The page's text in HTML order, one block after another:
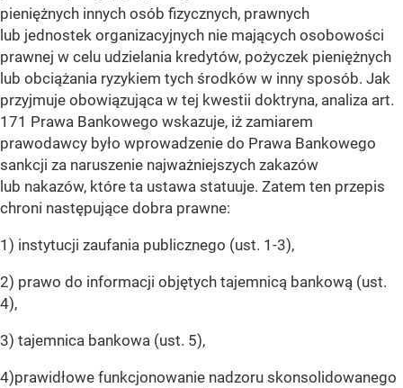
pieniężnych innych osób fizycznych, prawnych
lub jednostek organizacyjnych nie mających osobowości
prawnej w celu udzielania kredytów, pożyczek pieniężnych
lub obciążania ryzykiem tych środków w inny sposób. Jak
przyjmuje obowiązująca w tej kwestii doktryna, analiza art.
171 Prawa Bankowego wskazuje, iż zamiarem
prawodawcy było wprowadzenie do Prawa Bankowego
sankcji za naruszenie najważniejszych zakazów
lub nakazów, które ta ustawa statuuje. Zatem ten przepis
chroni następujące dobra prawne:
1) instytucji zaufania publicznego (ust. 1-3),
2) prawo do informacji objętych tajemnicą bankową (ust.
4),
3) tajemnica bankowa (ust. 5),
4)prawidłowe funkcjonowanie nadzoru skonsolidowanego